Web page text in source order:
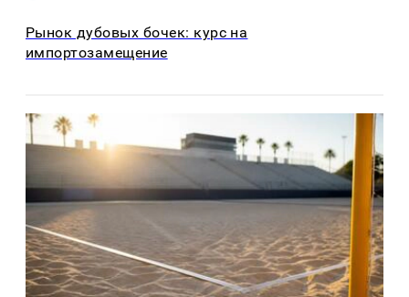
Рынок дубовых бочек: курс на
импортозамещение